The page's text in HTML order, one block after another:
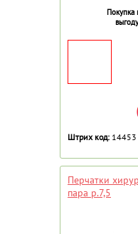
Покупка
Штрих код: 14453
Перчатки
пара р.7,5